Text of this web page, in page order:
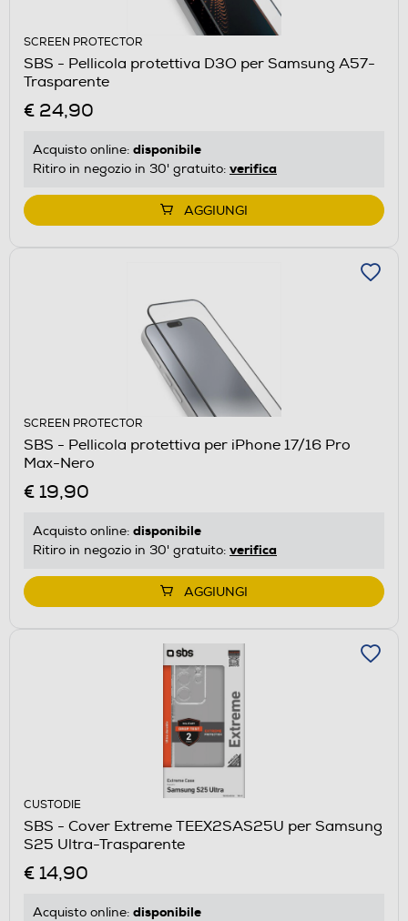
SCREEN PROTECTOR
SBS - Pellicola protettiva D3O per Samsung A57-
Trasparente
€ 24,90
Acquisto online: disponibile
Ritiro in negozio in 30' gratuito: verifica
AGGIUNGI
SCREEN PROTECTOR
SBS - Pellicola protettiva per iPhone 17/16 Pro
Max-Nero
€ 19,90
Acquisto online: disponibile
Ritiro in negozio in 30' gratuito: verifica
AGGIUNGI
CUSTODIE
SBS - Cover Extreme TEEX2SAS25U per Samsung
S25 Ultra-Trasparente
€ 14,90
Acquisto online: disponibile